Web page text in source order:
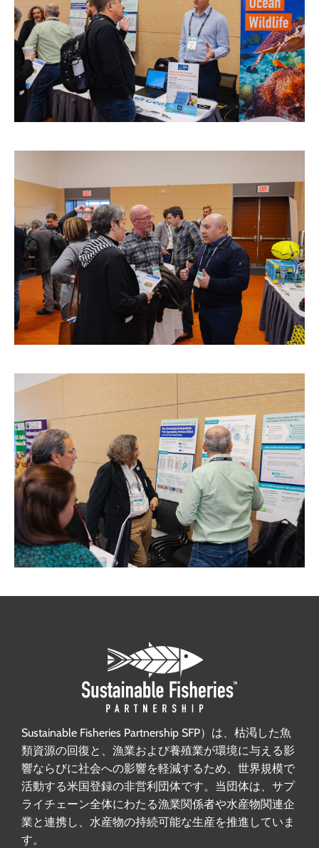
Sustainable Fisheries Partnership SFP）は、枯渇した魚
類資源の回復と、漁業および養殖業が環境に与える影
響ならびに社会への影響を軽減するため、世界規模で
活動する米国登録の非営利団体です。当団体は、サプ
ライチェーン全体にわたる漁業関係者や水産物関連企
業と連携し、水産物の持続可能な生産を推進していま
す。